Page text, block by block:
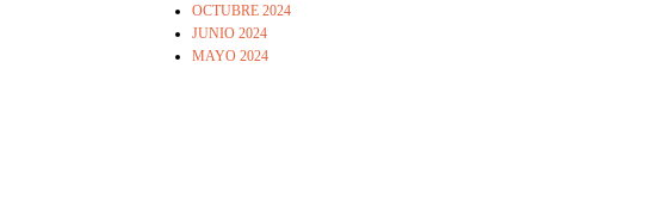
OCTUBRE 2024
JUNIO 2024
MAYO 2024